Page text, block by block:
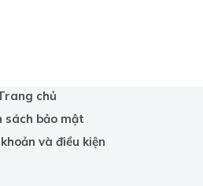
chủ
sách bảo mật
và điều kiện